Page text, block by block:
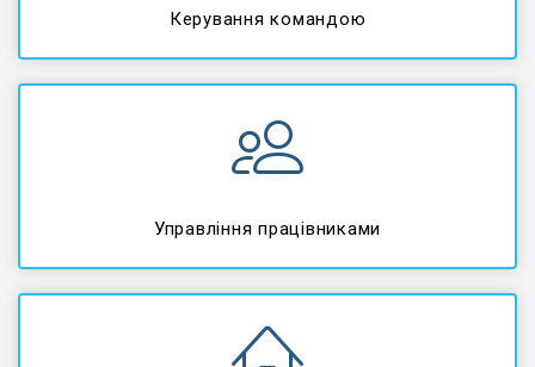
Керування командою
Управління працівниками